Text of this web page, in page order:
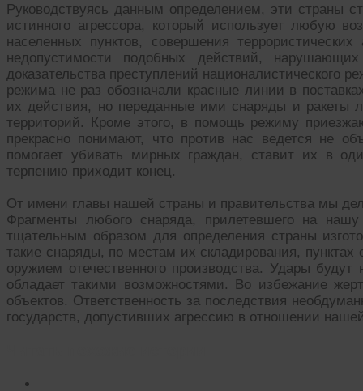
Руководствуясь данным определением, эти cтраны
истинного агрессора, который использует любую
населенных пунктов, совершения
недопустимости подобных действий,
доказательства преступлений националистического
режима не раз обозначали красные линии в
их действия, но переданные ими снаряды и ракеты
территорий. Кроме этого, в помощь режиму
прекрасно понимают, что против нас ведется не
помогает убивать мирных граждан, ставит их в
терпению приходит конец.
От имени главы нашей страны и правительства мы
Фрагменты любого снаряда, прилетевшего на
тщательным образом для определения страны
такие снаряды, по местам их складирования,
оружием отечественного производства. Удары
обладает такими возможностями. Во избежание
объектов. Ответственность за последствия
государств, допустивших агрессию в отношении